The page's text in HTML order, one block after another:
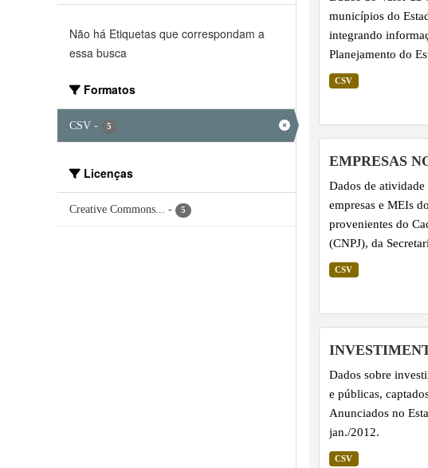
Não há Etiquetas que correspondam a
essa busca
Formatos
CSV - 5
Licenças
Creative Commons... - 5
municípios do
integrando
Planejamento do
Contas Regionais,
CSV
EMPRESAS
Dados de
empresas e MEIs
provenientes do
(CNPJ), da
ano corrente.
CSV
Dados sobre
e públicas,
Anunciados no
jan./2012.
CSV